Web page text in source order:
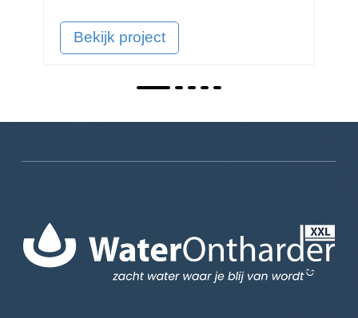
Bekijk project